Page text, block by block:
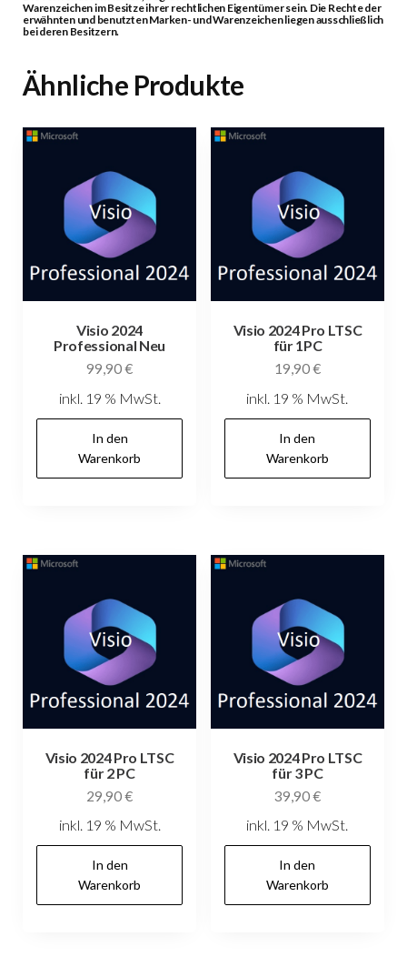
Warenzeichen im Besitze ihrer rechtlichen Eigentümer sein. Die Rechte der
erwähnten und benutzten Marken- und Warenzeichen liegen ausschließlich
bei deren Besitzern.
Ähnliche Produkte
Visio 2024
Professional Neu
99,90€
inkl. 19 % MwSt.
In den
Warenkorb
Visio 2024 Pro LTSC
für 1PC
19,90€
inkl. 19 % MwSt.
In den
Warenkorb
Visio 2024 Pro LTSC
für 2 PC
29,90€
inkl. 19 % MwSt.
In den
Warenkorb
Visio 2024 Pro LTSC
für 3 PC
39,90€
inkl. 19 % MwSt.
In den
Warenkorb